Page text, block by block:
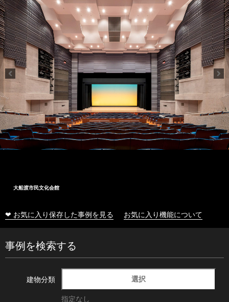
大船渡市民文化会館
❤ お気に入り保存した事例を見る お気に入り機能について
事例を検索する
建物分類 選択
指定なし